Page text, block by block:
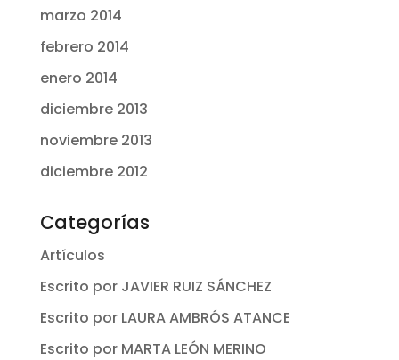
marzo 2014
febrero 2014
enero 2014
diciembre 2013
noviembre 2013
diciembre 2012
Categorías
Artículos
Escrito por JAVIER RUIZ SÁNCHEZ
Escrito por LAURA AMBRÓS ATANCE
Escrito por MARTA LEÓN MERINO